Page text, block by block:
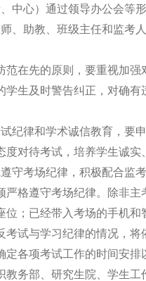
中心）通过领导办公会等
、助教、班级主任和监考
范在先的原则，要重视加
学生及时警告纠正，对确
纪律和学术诚信教育，要
度对待考试，培养学生诚实
守考场纪律，积极配合监
严格遵守考场纪律。除非
位；已经带入考场的手机
考试与学习纪律的情况，
定各项考试工作的时间安
教务部、研究生院、学生工